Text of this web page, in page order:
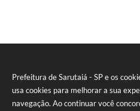
Prefeitura de Sarutaiá - SP e os
usa cookies para melhorar a sua
navegação. Ao continuar você